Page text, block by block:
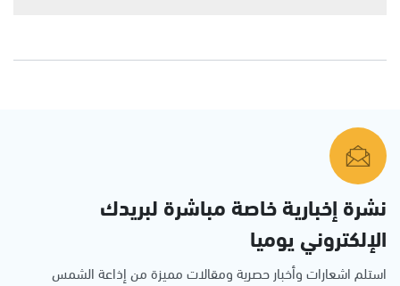
نشرة إخبارية خاصة مباشرة لبريدك
الإلكتروني يوميا
استلم اشعارات وأخبار حصرية ومقالات مميزة من إذاعة الشمس